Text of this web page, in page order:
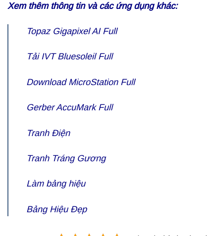
Xem thêm thông tin và các ứng dụng khác:
Topaz Gigapixel AI Full
Tải IVTBluesoleil Full
Download MicroStation Full
GerberAccuMark Full
Tranh Điện
Tranh Tráng Gương
Làm bảng hiệu
Bảng Hiệu Đẹp